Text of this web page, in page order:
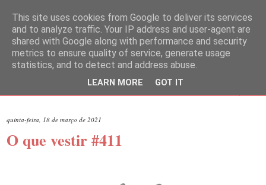
quinta-feira, 18 de março de 2021
O que vestir #411
This site uses cookies from Google to deliver its services
and to analyze traffic. Your IP address and user-agent are
shared with Google along with performance and security
metrics to ensure quality of service, generate usage
statistics, and to detect and address abuse.
LEARN MORE GOT IT